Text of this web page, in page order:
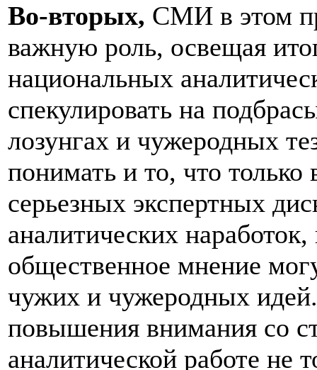
Во-вторых, СМИ в этом
важную роль, освещая
национальных
спекулировать на
лозунгах и чужеродных
понимать и то, что только
серьезных экспертных
аналитических
общественное мнение
чужих и чужеродных
повышения внимания со
аналитической работе не